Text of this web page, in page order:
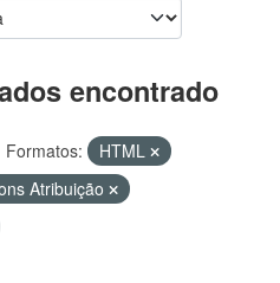
encontrado
Formatos:
HTML
Atribuição